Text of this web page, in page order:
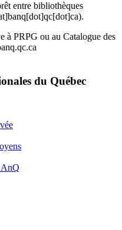
entre bibliothèques
.
à PRPG ou au Catalogue des
du Québec